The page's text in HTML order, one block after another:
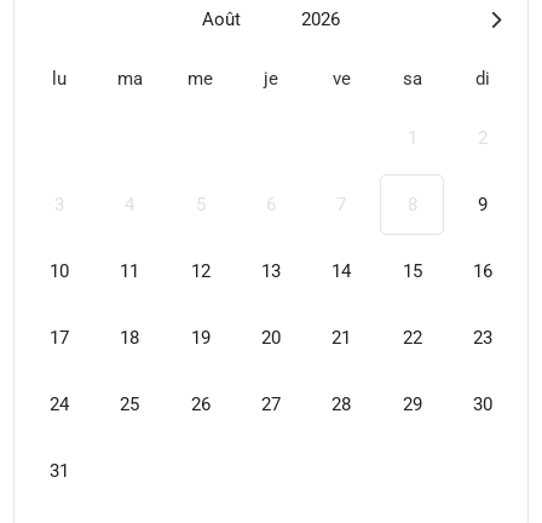
Août 2026
lu ma me je ve sa di
1 2
3 4 5 6 7 8 9
10 11 12 13 14 15 16
17 18 19 20 21 22 23
24 25 26 27 28 29 30
31